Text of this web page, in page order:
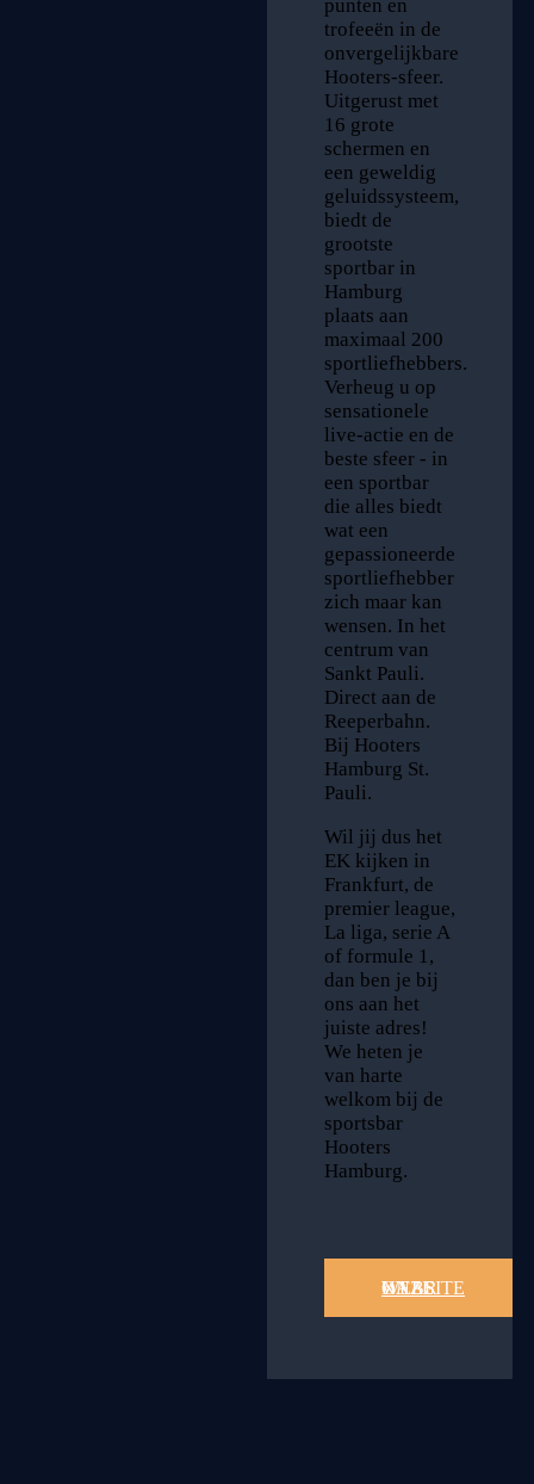
punten en
trofeeën in de
onvergelijkbare
Hooters-sfeer.
Uitgerust met
16 grote
schermen en
een geweldig
geluidssysteem,
biedt de
grootste
sportbar in
Hamburg
plaats aan
maximaal 200
sportliefhebbers.
Verheug u op
sensationele
live-actie en de
beste sfeer - in
een sportbar
die alles biedt
wat een
gepassioneerde
sportliefhebber
zich maar kan
wensen. In het
centrum van
Sankt Pauli.
Direct aan de
Reeperbahn.
Bij Hooters
Hamburg St.
Pauli.
Wil jij dus het
EK kijken in
Frankfurt, de
premier league,
La liga, serie A
of formule 1,
dan ben je bij
ons aan het
juiste adres!
We heten je
van harte
welkom bij de
sportsbar
Hooters
Hamburg.
NAAR ONZE WEBSITE »